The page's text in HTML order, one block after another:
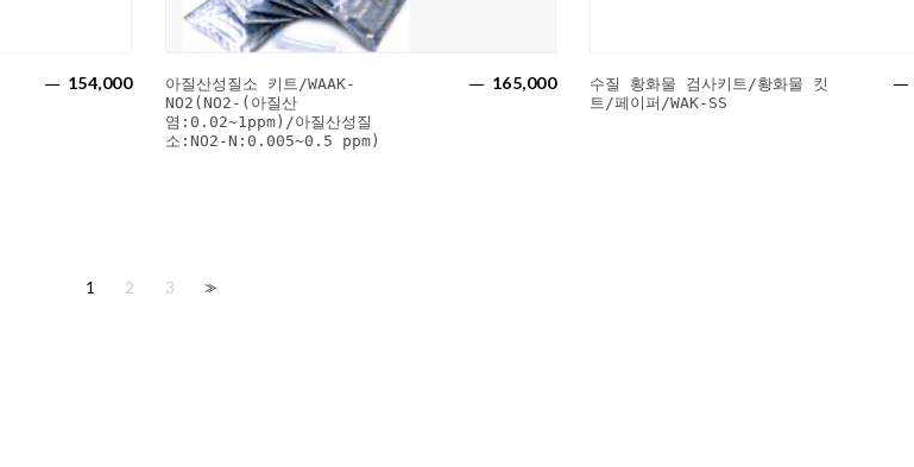
154,000
아질산성질소 키트/WAAK-
NO2(NO2-(아질산
염:0.02~1ppm)/아질산성질
소:NO2-N:0.005~0.5 ppm)
165,000
수질 황화물 검사키트/황화물 킷
트/페이퍼/WAK-SS
1 2 3 >>